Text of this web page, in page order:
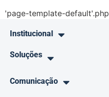
'page-template-default'.php
Institucional
Soluções
Comunicação